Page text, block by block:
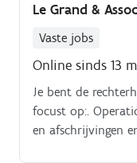
Le Grand &
Vaste jobs
Online sinds 13
Je bent de
focust op:.
en afschrijvingen